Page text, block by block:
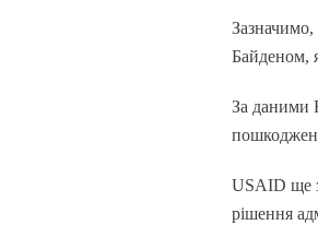
Байденом,
За даними
USAID ще
рішення